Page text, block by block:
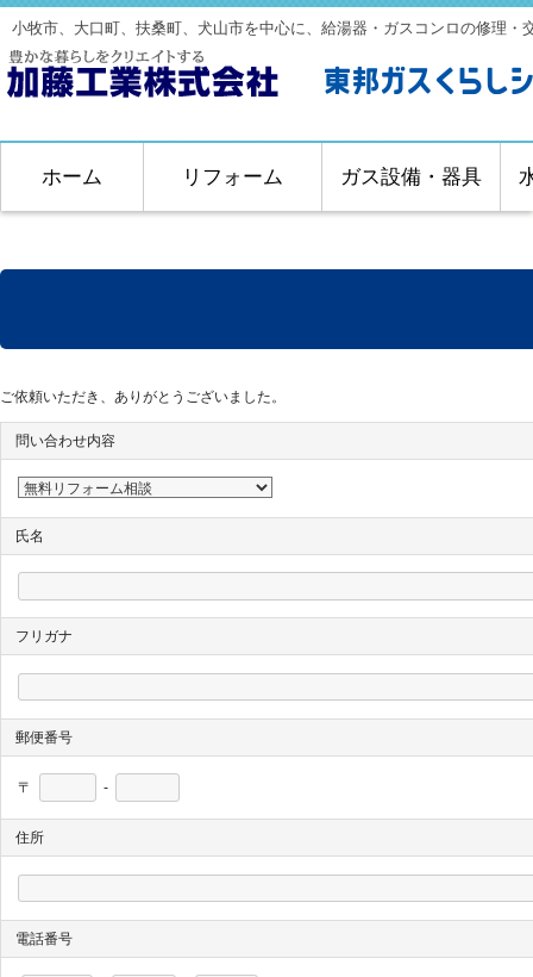
小牧市、大口町、扶桑町、犬山市を中心に、給湯器・ガスコンロの修理
ホーム リフォーム ガス設備・器具
ご依頼いただき、ありがとうございました。
問い合わせ内容
氏名
フリガナ
郵便番号
〒 -
住所
電話番号